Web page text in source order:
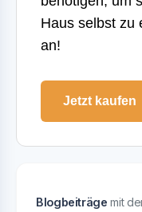
Haus selbst zu
an!
Jetzt kaufen
Blogbeiträgemit